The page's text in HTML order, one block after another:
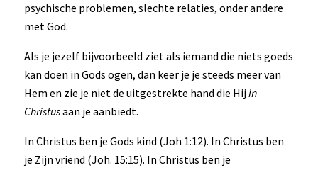
psychische problemen, slechte relaties, onder andere
met God.
Als je jezelf bijvoorbeeld ziet als iemand die niets goeds
kan doen in Gods ogen, dan keer je je steeds meer van
Hem en zie je niet de uitgestrekte hand die Hijin
Christusaan je aanbiedt.
In Christus ben je Gods kind (Joh 1:12). In Christus ben
je Zijn vriend (Joh. 15:15). In Christus ben je